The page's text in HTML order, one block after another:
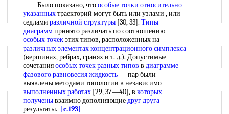
Было показано, чтоособые точки относительно
указанныхтраекторий могут быть или узлами , или
седлами различной структуры [30, 33]. Типы
диаграммпрннято различать по соотношению
особых точекэтих типов, расположенных на
различных элементахконцентрационного симплекса
(вершинах, ребрах, гранях и т. д.). Допустимые
сочетанияособых точекразных типов в диаграмме
фазового равновесия жидкость— пар были
выявлены методами топологии в независимо
выполненных работах [29, 37—40], в которых
полученывзаимно дополняющиедруг друга
результаты.
[c.193]